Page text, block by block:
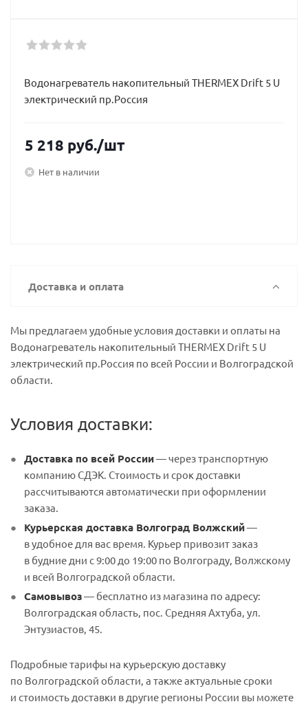
Водонагреватель накопительный THERMEX Drift 5 U
электрический пр.Россия
5 218 руб./шт
Нет в наличии
Доставка и оплата
Мы предлагаем удобные условия доставки и оплаты на
Водонагреватель накопительный THERMEX Drift 5 U
электрический пр.Россия по всей России и Волгоградской
области.
Условия доставки:
Доставка по всей России— через транспортную
компанию СДЭК. Стоимость и срок доставки
рассчитываются автоматически при оформлении
заказа.
Курьерская доставка Волгоград Волжский—
в удобное для вас время. Курьер привозит заказ
в будние дни с 9:00 до 19:00 по Волгограду, Волжскому
и всей Волгоградской области.
Самовывоз— бесплатно из магазина по адресу:
Волгоградская область, пос. Средняя Ахтуба, ул.
Энтузиастов, 45.
Подробные тарифы на курьерскую доставку
по Волгоградской области, а также актуальные сроки
и стоимость доставки в другие регионы России вы можете